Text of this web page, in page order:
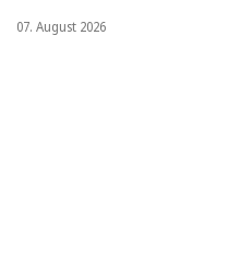
07. August 2026